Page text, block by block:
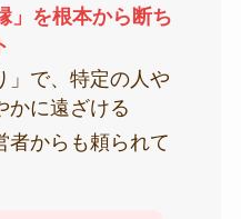
」を根本から断ち
」で、特定の人や
かに遠ざける
者からも頼られて